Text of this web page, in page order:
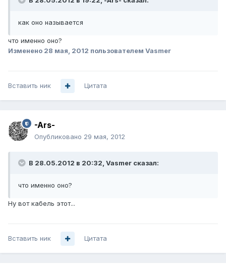
как оно называется
что именно оно?
Изменено 28 мая, 2012 пользователем Vasmer
Вставить ник Цитата
-Ars-
Опубликовано 29 мая, 2012
В 28.05.2012 в 20:32, Vasmer сказал:
что именно оно?
Ну вот кабель этот...
Вставить ник Цитата